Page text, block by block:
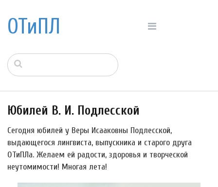
ОТиПЛ
Юбилей В. И. Подлесской
Сегодня юбилей у Веры Исааковны Подлесской,
выдающегося лингвиста, выпускника и старого друга
ОТиПЛа. Желаем ей радости, здоровья и творческой
неутомимости! Многая лета!